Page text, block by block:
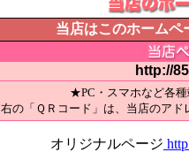
当店はこのホームペ
http://
★PC・スマホなど各
右の「ＱＲコード」は、当店のアド
オリジナルページ